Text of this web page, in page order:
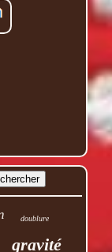
doublure
gravité